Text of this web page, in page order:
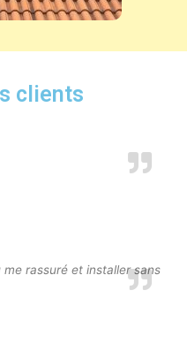
clients
rassuré et installer sans